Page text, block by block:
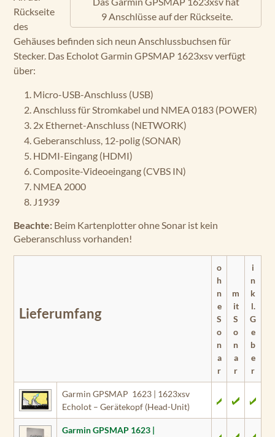
9 Anschlüsse auf der Rückseite.
Rückseite
des
Gehäuses befinden sich neun Anschlussbuchsen für
Stecker. Das Echolot Garmin GPSMAP 1623xsv verfügt
über:
Micro-USB-Anschluss (USB)
Anschluss für Stromkabel und NMEA 0183 (POWER)
2x Ethernet-Anschluss (NETWORK)
Geberanschluss, 12-polig (SONAR)
HDMI-Eingang (HDMI)
Composite-Videoeingang (CVBS IN)
NMEA 2000
J1939
Beachte: Beim Kartenplotter ohne Sonar ist kein
Geberanschluss vorhanden!
Lieferumfang
o
h
n
e
S
o
n
a
r
m
it
S
o
n
a
r
i
n
k
l.
G
e
b
e
r
Garmin GPSMAP 1623 | 1623xsv
Echolot – Gerätekopf (Head-Unit)
Garmin GPSMAP 1623 |